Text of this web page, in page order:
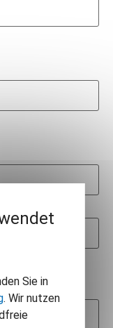
Sie in
. Wir nutzen